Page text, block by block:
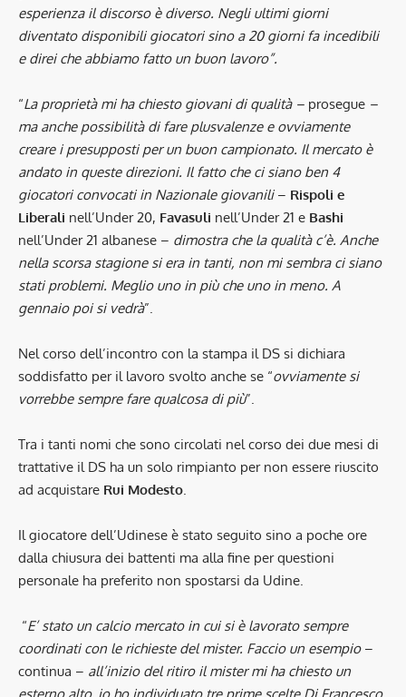
esperienza il discorso è diverso. Negli ultimi giorni
diventato disponibili giocatori sino a 20 giorni fa incedibili
e direi che abbiamo fatto un buon lavoro”.
“La proprietà mi ha chiesto giovani di qualità – prosegue –
ma anche possibilità di fare plusvalenze e ovviamente
creare i presupposti per un buon campionato. Il mercato è
andato in queste direzioni. Il fatto che ci siano ben 4
giocatori convocati in Nazionale giovanili– Rispoli e
Liberali nell’Under 20, Favasuli nell’Under 21 e Bashi
nell’Under 21 albanese – dimostra che la qualità c’è. Anche
nella scorsa stagione si era in tanti, non mi sembra ci siano
stati problemi. Meglio uno in più che uno in meno. A
gennaio poi si vedrà”.
Nel corso dell’incontro con la stampa il DS si dichiara
soddisfatto per il lavoro svolto anche se “ovviamente si
vorrebbe sempre fare qualcosa di più”.
Tra i tanti nomi che sono circolati nel corso dei due mesi di
trattative il DS ha un solo rimpianto per non essere riuscito
ad acquistare Rui Modesto.
Il giocatore dell’Udinese è stato seguito sino a poche ore
dalla chiusura dei battenti ma alla fine per questioni
personale ha preferito non spostarsi da Udine.
“E’ stato un calcio mercato in cui si è lavorato sempre
coordinati con le richieste del mister. Faccio un esempio –
continua – all’inizio del ritiro il mister mi ha chiesto un